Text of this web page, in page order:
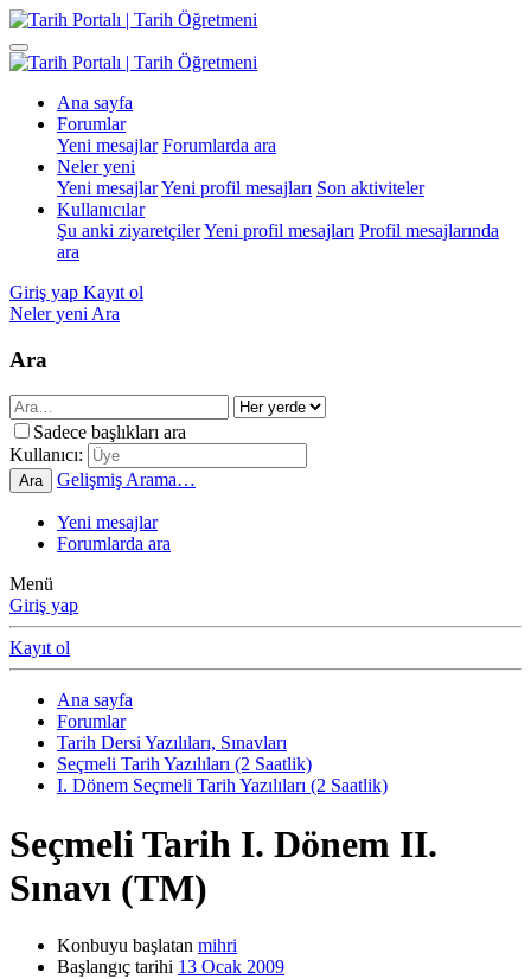
Ana sayfa
Forumlar
Yeni mesajlar Forumlarda ara
Neler yeni
Yeni mesajlarYeni profil mesajları Son aktiviteler
Kullanıcılar
Şu anki ziyaretçilerYeni profil mesajları Profil mesajlarında
ara
Giriş yap Kayıt ol
Neler yeni Ara
Ara
Sadece başlıkları ara
Kullanıcı:
Ara Gelişmiş Arama…
Yeni mesajlar
Forumlarda ara
Menü
Giriş yap
Kayıt ol
Ana sayfa
Forumlar
Tarih Dersi Yazılıları, Sınavları
Seçmeli Tarih Yazılıları (2 Saatlik)
I. Dönem Seçmeli Tarih Yazılıları (2 Saatlik)
Seçmeli Tarih I. Dönem II.
Sınavı (TM)
Konbuyu başlatan mihri
Başlangıç tarihi 13 Ocak 2009